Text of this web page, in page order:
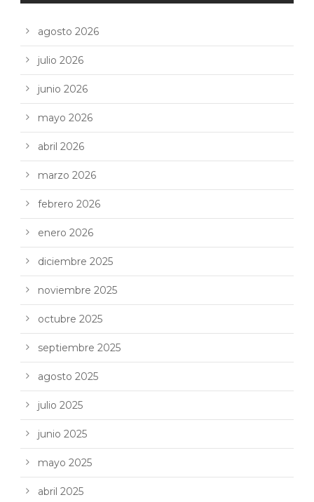
agosto 2026
julio 2026
junio 2026
mayo 2026
abril 2026
marzo 2026
febrero 2026
enero 2026
diciembre 2025
noviembre 2025
octubre 2025
septiembre 2025
agosto 2025
julio 2025
junio 2025
mayo 2025
abril 2025